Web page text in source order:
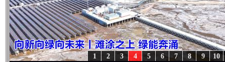
10
9
8
7
6
5
4
3
2
1